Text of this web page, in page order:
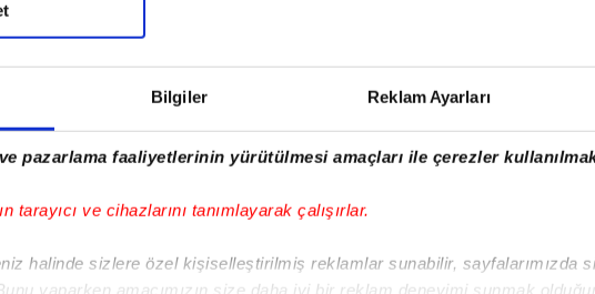
Bilgiler Reklam Ayarları
pazarlama faaliyetlerinin yürütülmesi amaçları ile çerezler
tarayıcı ve cihazlarını tanımlayarak çalışırlar.
halinde sizlere özel kişiselleştirilmiş reklamlar sunabilir, sayfalarımızda
yaparken amacımızın size daha iyi bir reklam deneyimi sunmak
ING: %3,44 faiz
Aylık Taksit:
CEPTETEB
Aylık Taksit:7.068,38 TL